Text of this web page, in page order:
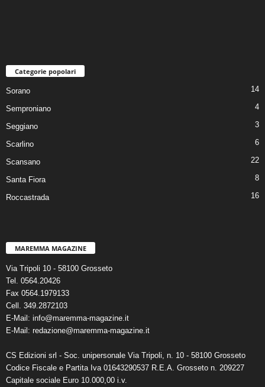
Categorie popolari
Sorano 14
Semproniano 4
Seggiano 3
Scarlino 6
Scansano 22
Santa Fiora 8
Roccastrada 16
MAREMMA MAGAZINE
Via Tripoli 10 - 58100 Grosseto
Tel. 0564.20426
Fax 0564.1979133
Cell. 349.2872103
E-Mail: info@maremma-magazine.it
E-Mail: redazione@maremma-magazine.it
CS Edizioni srl - Soc. unipersonale Via Tripoli, n. 10 - 58100 Grosseto
Codice Fiscale e Partita Iva 01643290537 R.E.A. Grosseto n. 209227
Capitale sociale Euro 10.000,00 i.v.